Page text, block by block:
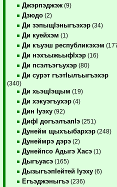
Джэрпэджэж (9)
Дзюдо (2)
Ди зэпыщIэныгъэхэр (34)
Ди куейхэм (1)
Ди къуэш республикэхэм
Ди нэхъыжьыфIхэр (16)
Ди псэлъэгъухэр (80)
Ди сурэт гъэтIылъыгъэхэр
(340)
Ди хьэщIэщым (19)
Ди хэкуэгъухэр (4)
Дин Iуэху (92)
ДифI догъэлъапIэ (251)
Дунейм щыхъыбархэр (248)
Дунеймрэ дэрэ (2)
Дунейпсо Адыгэ Хасэ (1)
Дыгъуасэ (165)
ДызыгъэпIейтей Iуэху (6)
Егъэджэныгъэ (236)